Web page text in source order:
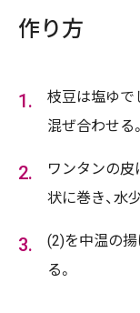
作り方
枝豆は塩ゆで
混ぜ合わせる。
ワンタンの皮
状に巻き、水
(2)を中温の
る。